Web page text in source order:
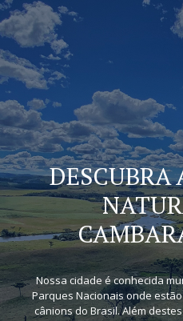
DESCUBRA
Nossa cidade é conhecida
Parques Nacionais onde
cânions do Brasil. Além